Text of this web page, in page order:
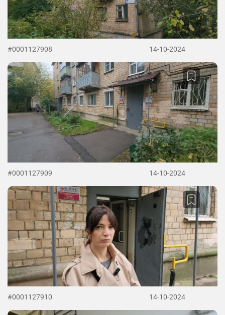
#0001127908 14-10-2024
#0001127909 14-10-2024
#0001127910 14-10-2024